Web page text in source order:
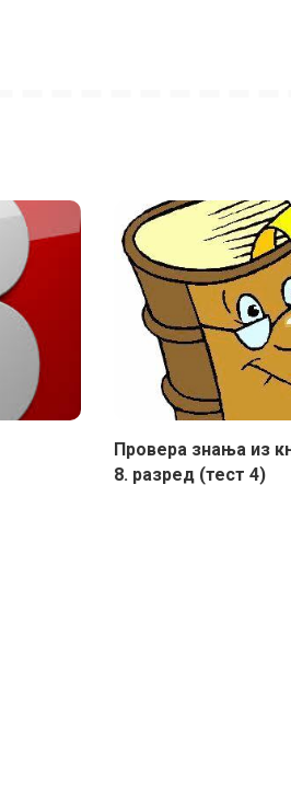
Провера знања из
8. разред (тест 4)